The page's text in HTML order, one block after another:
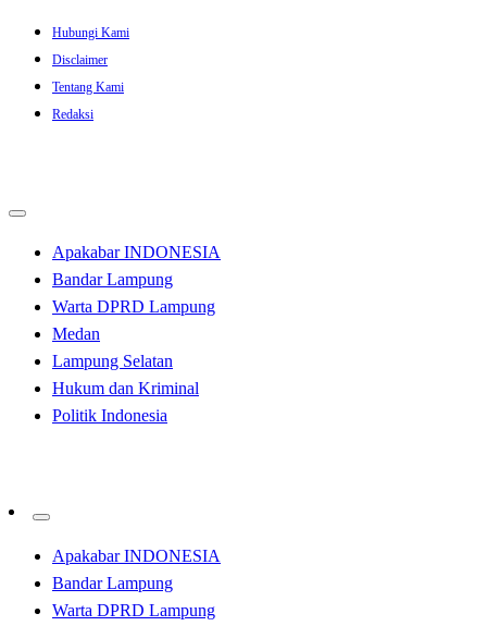
Skip
content
Hubungi Kami
Disclaimer
Tentang Kami
Redaksi
Apakabar INDONESIA
Bandar Lampung
Warta DPRD Lampung
Medan
Lampung Selatan
Hukum dan Kriminal
Politik Indonesia
Apakabar INDONESIA
Bandar Lampung
Warta DPRD Lampung